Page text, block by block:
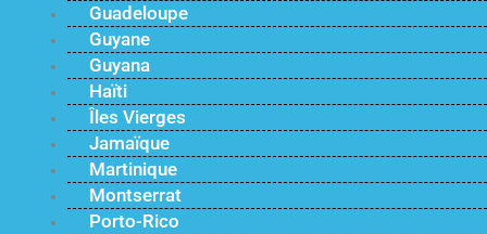
Guadeloupe
Guyane
Guyana
Haïti
Îles Vierges
Jamaïque
Martinique
Montserrat
Porto-Rico